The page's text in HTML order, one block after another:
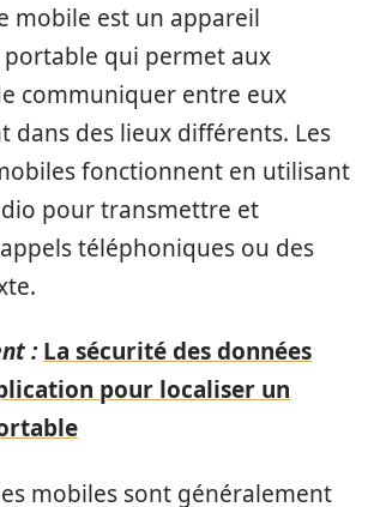
mobile est un appareil
qui permet aux
communiquer entre eux
dans des lieux différents. Les
fonctionnent en utilisant
pour transmettre et
téléphoniques ou des
: La sécurité des données
pour localiser un
mobiles sont généralement